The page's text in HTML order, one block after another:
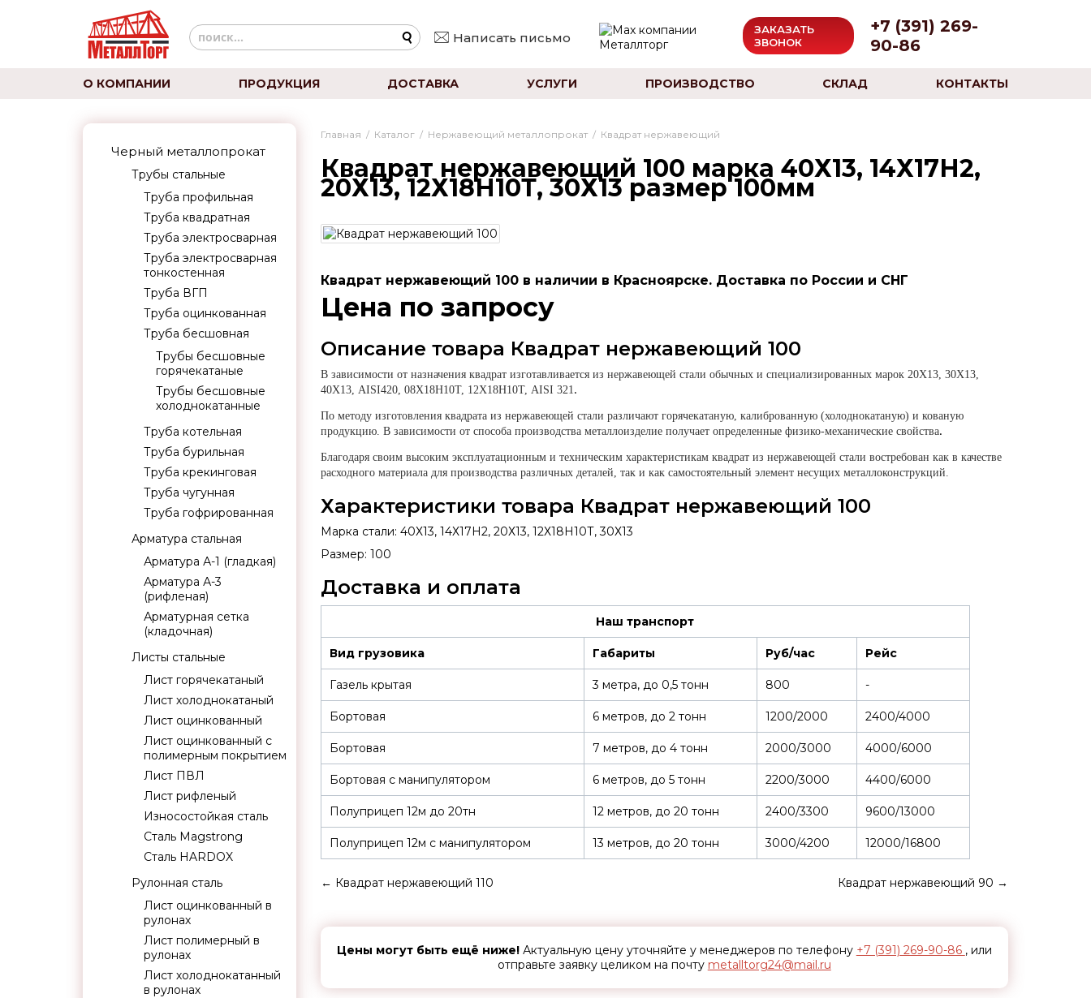
Написать письмо
ЗАКАЗАТЬ
ЗВОНОК
+7 (391) 269-
90-86
О КОМПАНИИ ПРОДУКЦИЯ ДОСТАВКА УСЛУГИ ПРОИЗВОДСТВО СКЛАД КОНТАКТЫ
Черный металлопрокат
Трубы стальные
Труба профильная
Труба квадратная
Труба электросварная
Труба электросварная
тонкостенная
Труба ВГП
Труба оцинкованная
Труба бесшовная
Трубы бесшовные
горячекатаные
Трубы бесшовные
холоднокатанные
Труба котельная
Труба бурильная
Труба крекинговая
Труба чугунная
Труба гофрированная
Арматура стальная
Арматура А-1 (гладкая)
Арматура А-3
(рифленая)
Арматурная сетка
(кладочная)
Листы стальные
Лист горячекатаный
Лист холоднокатаный
Лист оцинкованный
Лист оцинкованный с
полимерным покрытием
Лист ПВЛ
Лист рифленый
Износостойкая сталь
Сталь Magstrong
Сталь HARDOX
Рулонная сталь
Лист оцинкованный в
рулонах
Лист полимерный в
рулонах
Лист холоднокатанный
в рулонах
Главная / Каталог / Нержавеющий металлопрокат / Квадрат нержавеющий
Квадрат нержавеющий 100 марка 40Х13, 14Х17Н2,
20Х13, 12Х18Н10Т, 30Х13 размер 100мм
Квадрат нержавеющий 100 в наличии в Красноярске. Доставка по России и СНГ
Цена по запросу
Описание товара Квадрат нержавеющий 100
В зависимости от назначения квадрат изготавливается из нержавеющей стали обычных и специализированных марок 20Х13, 30Х13,
40Х13, AISI420, 08Х18Н10Т, 12Х18Н10Т, AISI 321.
По методу изготовления квадрата из нержавеющей стали различают горячекатаную, калиброванную (холоднокатаную) и кованую
продукцию. В зависимости от способа производства металлоизделие получает определенные физико-механические свойства.
Благодаря своим высоким эксплуатационным и техническим характеристикам квадрат из нержавеющей стали востребован как в качестве
расходного материала для производства различных деталей, так и как самостоятельный элемент несущих металлоконструкций.
Характеристики товара Квадрат нержавеющий 100
Марка стали: 40Х13, 14Х17Н2, 20Х13, 12Х18Н10Т, 30Х13
Размер: 100
Доставка и оплата
Наш транспорт
Вид грузовика Габариты Руб/час Рейс
Газель крытая 3 метра, до 0,5 тонн 800 -
Бортовая 6 метров, до 2 тонн 1200/2000 2400/4000
Бортовая 7 метров, до 4 тонн 2000/3000 4000/6000
Бортовая с манипулятором 6 метров, до 5 тонн 2200/3000 4400/6000
Полуприцеп 12м до 20тн 12 метров, до 20 тонн 2400/3300 9600/13000
Полуприцеп 12м с манипулятором 13 метров, до 20 тонн 3000/4200 12000/16800
← Квадрат нержавеющий 110 Квадрат нержавеющий 90 →
Цены могут быть ещё ниже!Актуальную цену уточняйте у менеджеров по телефону +7 (391) 269-90-86 , или
отправьте заявку целиком на почту metalltorg24@mail.ru